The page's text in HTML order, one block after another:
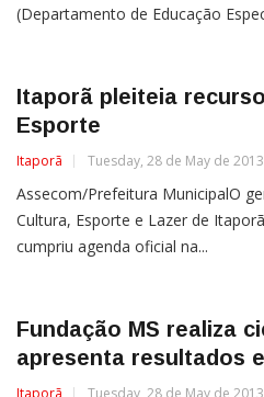
(Departamento de Educação
Itaporã pleiteia
Esporte
Itaporã Tuesday, 28 de May de
Assecom/Prefeitura MunicipalO
Cultura, Esporte e Lazer de
cumpriu agenda oficial na...
Fundação MS realiza
apresenta resultados